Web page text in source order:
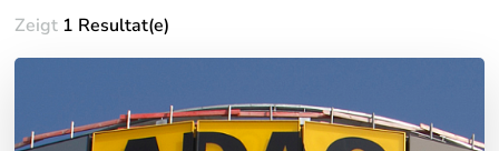
Zeigt 1 Resultat(e)